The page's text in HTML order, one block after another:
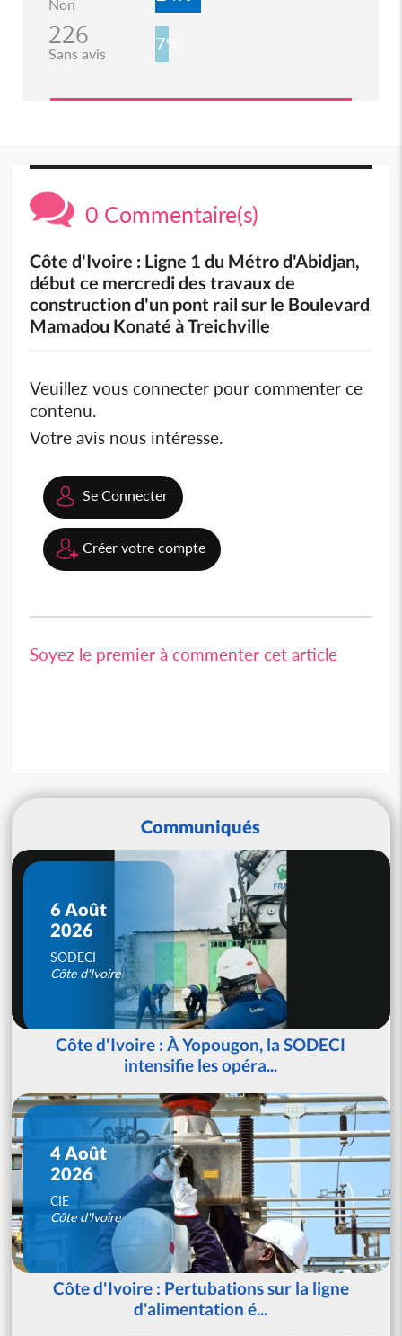
Non
226
Sans avis 7%
0 Commentaire(s)
Côte d'Ivoire : Ligne 1 du Métro d'Abidjan,
début ce mercredi des travaux de
construction d'un pont rail sur le Boulevard
Mamadou Konaté à Treichville
Veuillez vous connecter pour commenter ce
contenu.
Votre avis nous intéresse.
Se Connecter
Créer votre compte
Soyez le premier à commenter cet article
Communiqués
6 Août
2026
SODECI
Côte d'Ivoire
Côte d'Ivoire : À Yopougon, la SODECI
intensifie les opéra...
4 Août
2026
CIE
Côte d'Ivoire
Côte d'Ivoire : Pertubations sur la ligne
d'alimentation é...